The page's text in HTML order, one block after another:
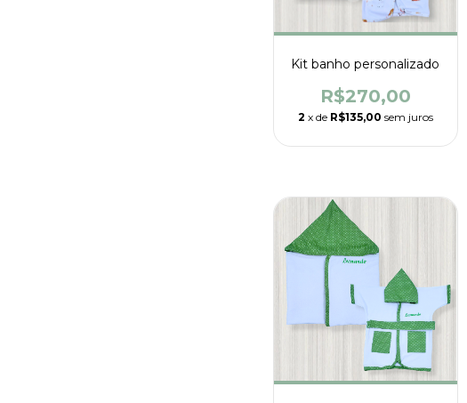
Kit banho personalizado
R$270,00
2 x de R$135,00 sem juros